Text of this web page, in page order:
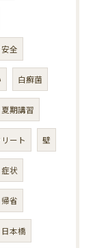
全
白癬菌
夏期講習
ート 壁
症状
帰省
日本橋